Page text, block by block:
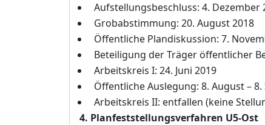
Aufstellungsbeschluss: 4. Dezember
Grobabstimmung: 20. August 2018
Öffentliche Plandiskussion: 7.
Beteiligung der Träger öffentlicher
Arbeitskreis I: 24. Juni 2019
Öffentliche Auslegung: 8. August –
Arbeitskreis II: entfallen (keine
4. Planfeststellungsverfahren U5-Ost